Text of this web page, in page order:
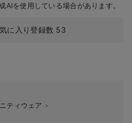
を使用している場合があります。
に入り登録数 53
ティウェア ＞